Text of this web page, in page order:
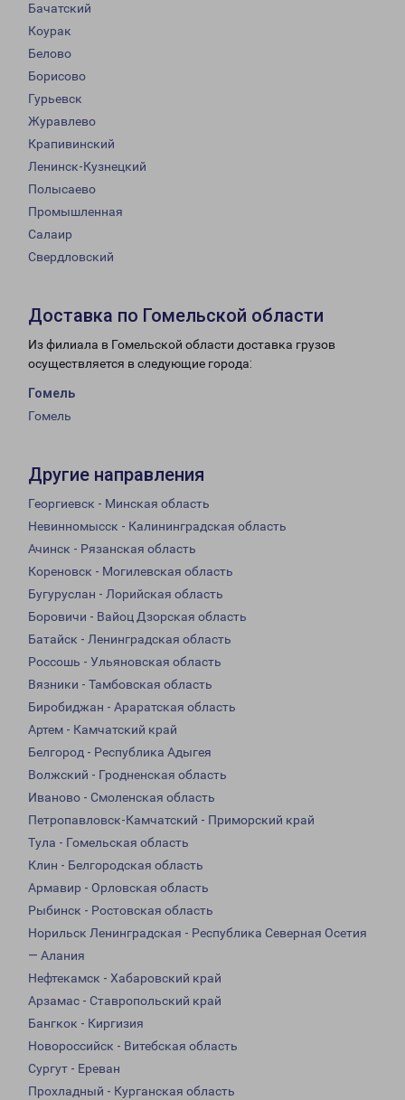
Бачатский
Коурак
Белово
Борисово
Гурьевск
Журавлево
Крапивинский
Ленинск-Кузнецкий
Полысаево
Промышленная
Салаир
Свердловский
Доставка по Гомельской области
Из филиала в Гомельской области доставка грузов
осуществляется в следующие города:
Гомель
Гомель
Другие направления
Георгиевск - Минская область
Невинномысск - Калининградская область
Ачинск - Рязанская область
Кореновск - Могилевская область
Бугуруслан - Лорийская область
Боровичи - Вайоц Дзорская область
Батайск - Ленинградская область
Россошь - Ульяновская область
Вязники - Тамбовская область
Биробиджан - Араратская область
Артем - Камчатский край
Белгород - Республика Адыгея
Волжский - Гродненская область
Иваново - Смоленская область
Петропавловск-Камчатский - Приморский край
Тула - Гомельская область
Клин - Белгородская область
Армавир - Орловская область
Рыбинск - Ростовская область
Норильск Ленинградская - Республика Северная Осетия
— Алания
Нефтекамск - Хабаровский край
Арзамас - Ставропольский край
Бангкок - Киргизия
Новороссийск - Витебская область
Сургут - Ереван
Прохладный - Курганская область